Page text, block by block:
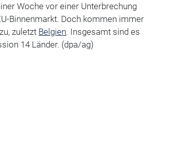
Woche vor einer Unterbrechung
Binnenmarkt. Doch kommen immer
zuletzt Belgien. Insgesamt sind es
14 Länder. (dpa/ag)